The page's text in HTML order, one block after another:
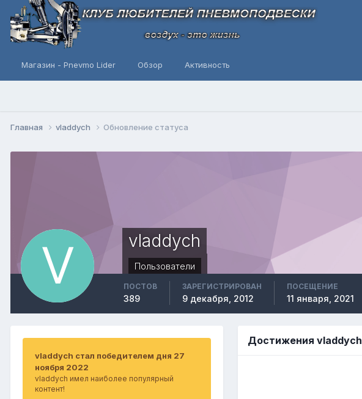
Магазин - Pnevmo Lider Обзор Активность
Главная vladdych Обновление статуса
vladdych
Пользователи
ПОСТОВ
389
ЗАРЕГИСТРИРОВАН
9 декабря, 2012
ПОСЕЩЕНИЕ
11 января, 2021
vladdych стал победителем дня 27
ноября 2022
vladdych имел наиболее популярный
контент!
Достижения vladdych